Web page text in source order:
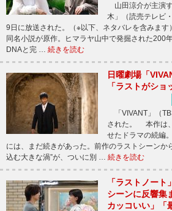
山田涼介が主演
木」（読売テレビ
9日に放送された。（※以下、ネタバレを含みま
同名小説が原作。ヒマラヤ山中で発掘された200
DNAと完 … 続きを読む
日曜劇場「
「ラストがショ
「VIVANT」（
された。 本作は
せたドラマの続編
には、まだ続きがあった。前作のラストシーンか
込む大きな渦”が、ついに別 … 続きを読む
「ラストノー
シーンに反響集
カッコいい」「